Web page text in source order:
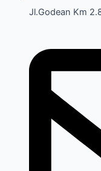
Jl.Godean Km